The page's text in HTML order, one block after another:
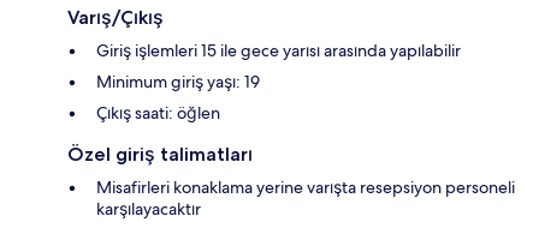
Varış/Çıkış
Giriş işlemleri 15 ile gece yarısı arasında yapılabilir
Minimum giriş yaşı: 19
Çıkış saati: öğlen
Özel giriş talimatları
Misafirleri konaklama yerine varışta resepsiyon personeli
karşılayacaktır